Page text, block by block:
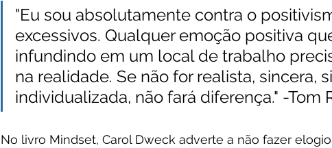
"Eu sou absolutamente contra o
excessivos. Qualquer emoção positiva
infundindo em um local de trabalho
na realidade. Se não for realista, sincera,
individualizada, não fará diferença." -Tom
No livro Mindset, Carol Dweck adverte a não fazer